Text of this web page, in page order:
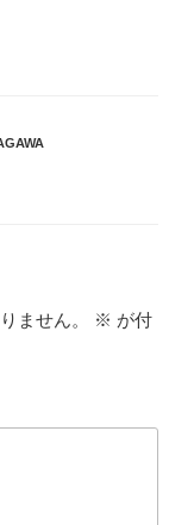
ません。 ※ が付